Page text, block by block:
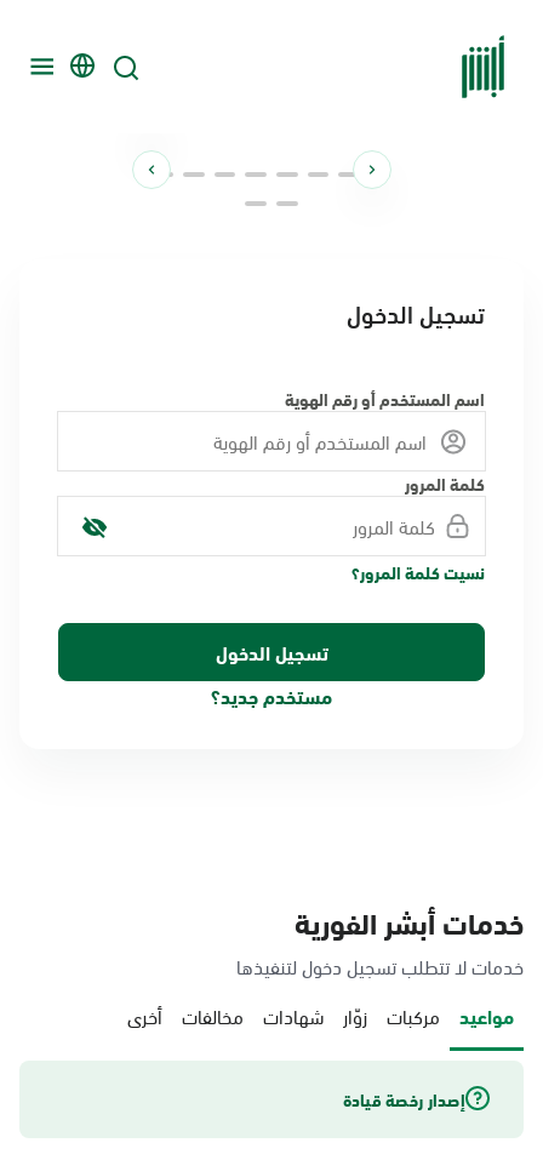
تسجيل الدخول
اسم المستخدم أو رقم الهوية
كلمة المرور
نسيت كلمة المرور؟
مستخدم جديد؟
خدمات أبشر الفورية
خدمات لا تتطلب تسجيل دخول لتنفيذها
مواعيد مركبات زوّار شهادات مخالفات أخرى
إصدار رخصة قيادة